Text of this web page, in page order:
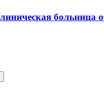
больница